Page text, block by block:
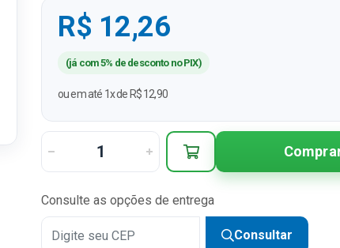
R$ 12,26
(já com 5% de desconto no PIX)
ou em até 1x de R$ 12,90
Consulte as opções de entrega
Consultar